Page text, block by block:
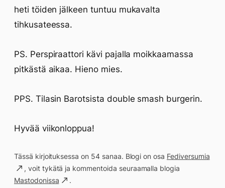
heti töiden jälkeen tuntuu mukavalta
tihkusateessa.
PS. Perspiraattori kävi pajalla moikkaamassa
pitkästä aikaa. Hieno mies.
PPS. Tilasin Barotsista double smash burgerin.
Hyvää viikonloppua!
Tässä kirjoituksessa on 54 sanaa. Blogi on osa Fediversumia
, voit tykätä ja kommentoida seuraamalla blogia
Mastodonissa
.